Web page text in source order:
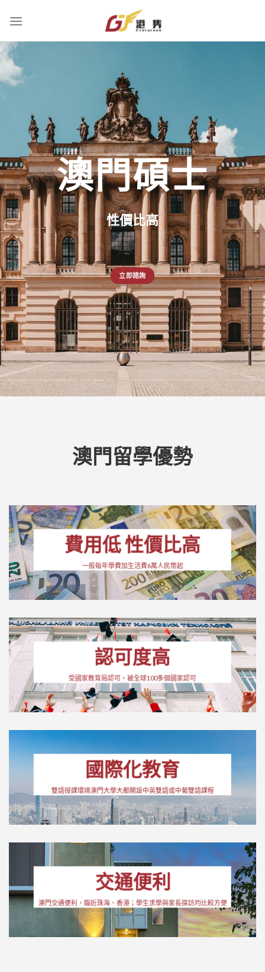
澳門碩士
性價比高
立即諮詢
澳門留學優勢
費用低 性價比高
一般每年學費加生活費6萬人民幣起
認可度高
受國家教育局認可，被全球100多個國家認可
國際化教育
雙語授課環境澳門大學大都開設中英雙語或中葡雙語課程
交通便利
澳門交通便利，臨近珠海、香港；學生求學與家長探訪均比較方便